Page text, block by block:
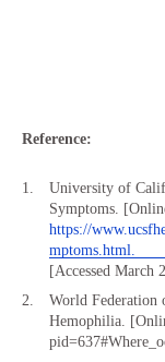
Reference:
University of
Symptoms.
https://
mptoms.html.
[Accessed March
World Federation
Hemophilia.